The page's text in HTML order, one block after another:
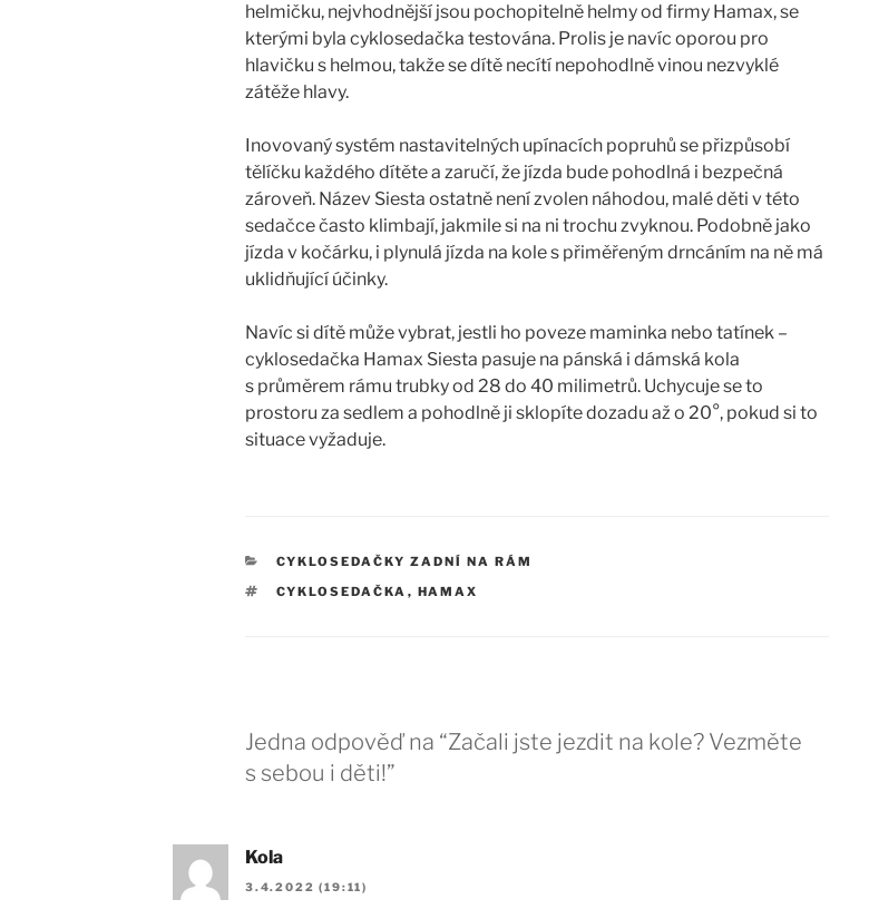
helmičku, nejvhodnější jsou pochopitelně helmy od firmy Hamax, se
kterými byla cyklosedačka testována. Prolis je navíc oporou pro
hlavičku s helmou, takže se dítě necítí nepohodlně vinou nezvyklé
zátěže hlavy.
Inovovaný systém nastavitelných upínacích popruhů se přizpůsobí
tělíčku každého dítěte a zaručí, že jízda bude pohodlná i bezpečná
zároveň. Název Siesta ostatně není zvolen náhodou, malé děti v této
sedačce často klimbají, jakmile si na ni trochu zvyknou. Podobně jako
jízda v kočárku, i plynulá jízda na kole s přiměřeným drncáním na ně má
uklidňující účinky.
Navíc si dítě může vybrat, jestli ho poveze maminka nebo tatínek –
cyklosedačka Hamax Siesta pasuje na pánská i dámská kola
s průměrem rámu trubky od 28 do 40 milimetrů. Uchycuje se to
prostoru za sedlem a pohodlně ji sklopíte dozadu až o 20°, pokud si to
situace vyžaduje.
RUBRIKY
CYKLOSEDAČKY ZADNÍ NA RÁM
ŠTÍTKY
CYKLOSEDAČKA , HAMAX
Jedna odpověď na “Začali jste jezdit na kole? Vezměte
s sebou i děti!”
Kola
3.4.2022 (19:11)